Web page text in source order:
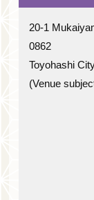
20-1
0862
Toyohashi
(Venue